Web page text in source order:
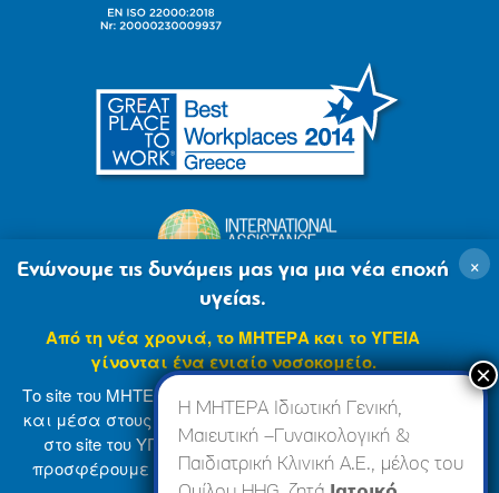
© 2007-2024 ΜΗΤΕΡΑ Α.Ε Όροι Χρήσης
Η ΜΗΤΕΡΑ Ιδιωτική Γενική,
Μαιευτική –Γυναικολογική &
Παιδιατρική Κλινική Α.Ε., μέλος του
×
Ενώνουμε τις δυνάμεις μας για μια νέα εποχή
υγείας.
Από τη νέα χρονιά, το ΜΗΤΕΡΑ και το ΥΓΕΙΑ
γίνονται ένα ενιαίο νοσοκομείο.
Το site του ΜΗΤΕΡΑ βρίσκεται σε φάση ανανέωσης
και μέσα στους επόμενους μήνες θα ενσωματωθεί
στο site του ΥΓΕΙΑ (www.hygeia.gr), ώστε να σας
προσφέρουμε μια πιο ολοκληρωμένη και ενιαία